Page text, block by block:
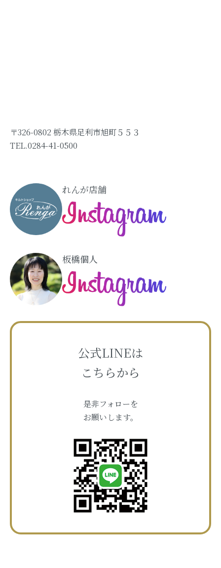
〒326-0802 栃木県足利市旭町５５３
TEL.0284-41-0500
れんが店舗
板橋個人
公式LINEは
こちらから
是非フォローを
お願いします。